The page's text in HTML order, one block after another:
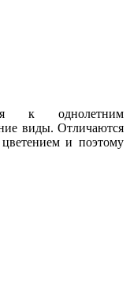
к однолетним
виды. Отличаются
и поэтому